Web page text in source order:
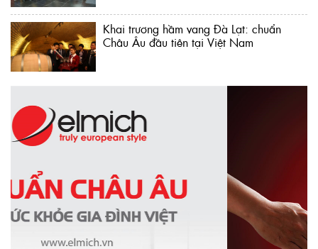
Khai trương hầm vang Đà Lạt: chuẩn
Châu Âu đầu tiên tại Việt Nam